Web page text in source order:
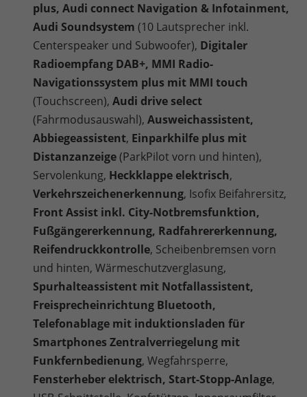
plus, Audi connect Navigation & Infotainment,
Audi Soundsystem (10 Lautsprecher inkl.
Centerspeaker und Subwoofer), Digitaler
Radioempfang DAB+, MMI Radio-
Navigationssystem plus mit MMI touch
(Touchscreen), Audi drive select
(Fahrmodusauswahl), Ausweichassistent,
Abbiegeassistent, Einparkhilfe plus mit
Distanzanzeige(ParkPilot vorn und hinten),
Servolenkung, Heckklappe elektrisch,
Verkehrszeichenerkennung, Isofix Beifahrersitz,
Front Assist inkl. City-Notbremsfunktion,
Fußgängererkennung, Radfahrererkennung,
Reifendruckkontrolle, Scheibenbremsen vorn
und hinten, Wärmeschutzverglasung,
Spurhalteassistent mit Notfallassistent,
Freisprecheinrichtung Bluetooth,
Telefonablage mit induktionsladen für
Smartphones Zentralverriegelung mit
Funkfernbedienung, Wegfahrsperre,
Fensterheber elektrisch, Start-Stopp-Anlage,